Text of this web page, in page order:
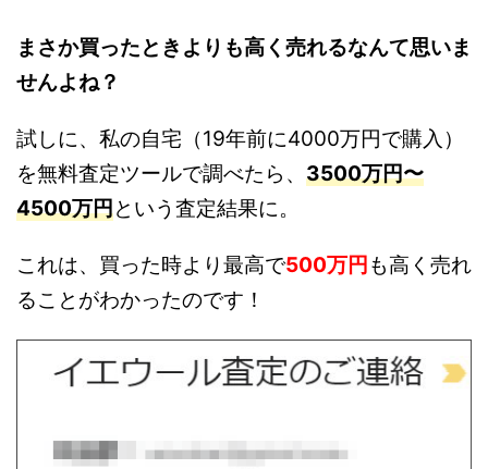
まさか買ったときよりも高く売れるなんて思いま
せんよね？
試しに、私の自宅（19年前に4000万円で購入）
を無料査定ツールで調べたら、 3500万円〜
4500万円という査定結果に。
これは、買った時より最高で500万円 も高く売れ
ることがわかったのです！